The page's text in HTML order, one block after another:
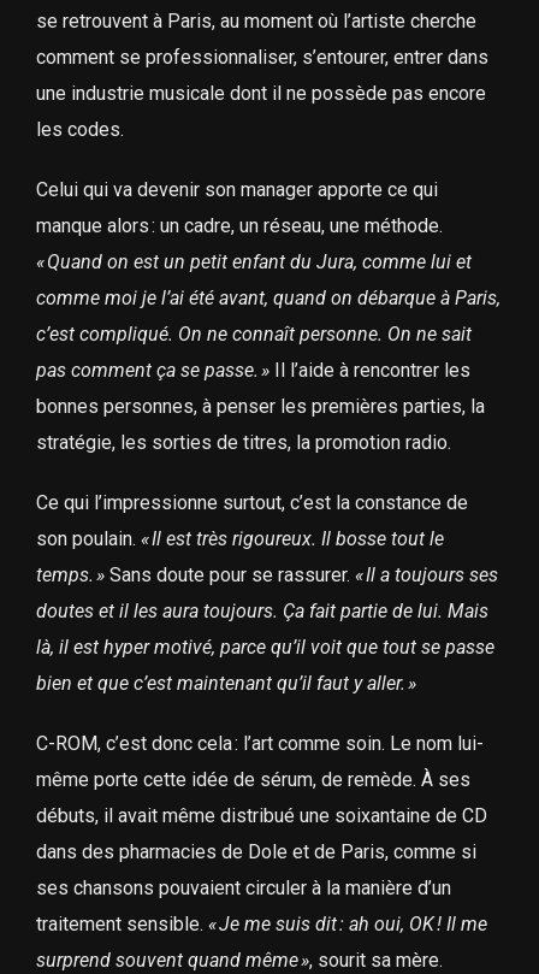
se retrouvent à Paris, au moment où l’artiste cherche
comment se professionnaliser, s’entourer, entrer dans
une industrie musicale dont il ne possède pas encore
les codes.
Celui qui va devenir son manager apporte ce qui
manque alors : un cadre, un réseau, une méthode.
«Quand on est un petit enfant du Jura, comme lui et
comme moi je l’ai été avant, quand on débarque à Paris,
c’est compliqué. On ne connaît personne. On ne sait
pas comment ça se passe. »Il l’aide à rencontrer les
bonnes personnes, à penser les premières parties, la
stratégie, les sorties de titres, la promotion radio.
Ce qui l’impressionne surtout, c’est la constance de
son poulain. «Il est très rigoureux. Il bosse tout le
temps. »Sans doute pour se rassurer. «Il a toujours ses
doutes et il les aura toujours. Ça fait partie de lui. Mais
là, il est hyper motivé, parce qu’il voit que tout se passe
bien et que c’est maintenant qu’il faut y aller. »
C-ROM, c’est donc cela : l’art comme soin. Le nom lui-
même porte cette idée de sérum, de remède. À ses
débuts, il avait même distribué une soixantaine de CD
dans des pharmacies de Dole et de Paris, comme si
ses chansons pouvaient circuler à la manière d’un
traitement sensible. «Je me suis dit: ah oui, OK! Il me
surprend souvent quand même», sourit sa mère.